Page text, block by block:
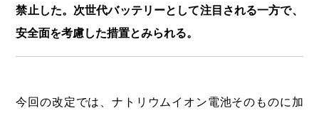
禁止した。次世代バッテリーとして注目される一方で、
安全面を考慮した措置とみられる。
今回の改定では、ナトリウムイオン電池そのものに加